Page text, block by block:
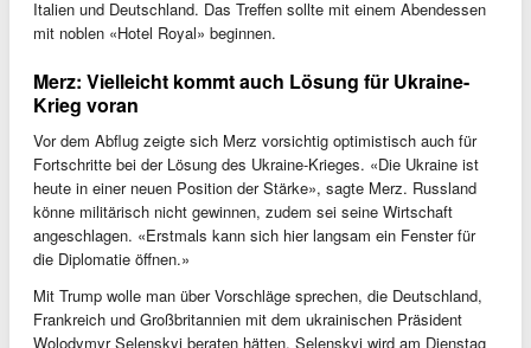
Italien und Deutschland. Das Treffen sollte mit einem Abendessen
mit noblen «Hotel Royal» beginnen.
Merz: Vielleicht kommt auch Lösung für Ukraine-
Krieg voran
Vor dem Abflug zeigte sich Merz vorsichtig optimistisch auch für
Fortschritte bei der Lösung des Ukraine-Krieges. «Die Ukraine ist
heute in einer neuen Position der Stärke», sagte Merz. Russland
könne militärisch nicht gewinnen, zudem sei seine Wirtschaft
angeschlagen. «Erstmals kann sich hier langsam ein Fenster für
die Diplomatie öffnen.»
Mit Trump wolle man über Vorschläge sprechen, die Deutschland,
Frankreich und Großbritannien mit dem ukrainischen Präsident
Wolodymyr Selenskyj beraten hätten. Selenskyj wird am Dienstag